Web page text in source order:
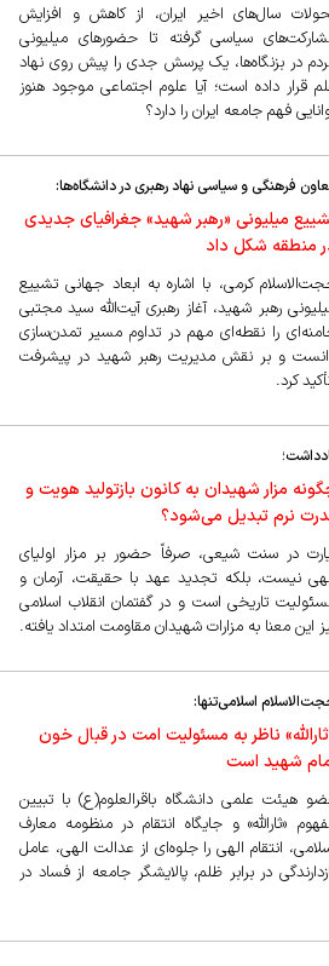
سال‌های اخیر ایران، از کاهش و افزایش
سیاسی گرفته تا حضورهای میلیونی
در بزنگاه‌ها، یک پرسش جدی را پیش روی نهاد
قرار داده است؛ آیا علوم اجتماعی موجود هنوز
فهم جامعه ایران را دارد؟
فرهنگی و سیاسی نهاد رهبری در دانشگاه‌ها:
میلیونی «رهبر شهید» جغرافیای جدیدی
منطقه شکل داد
کرمی، با اشاره به ابعاد جهانی تشییع
رهبر شهید، آغاز رهبری آیت‌الله سید مجتبی
را نقطه‌ای مهم در تداوم مسیر تمدن‌سازی
و بر نقش مدیریت رهبر شهید در پیشرفت
کرد.
مزار شهیدان به کانون بازتولید هویت و
نرم تبدیل می‌شود؟
در سنت شیعی، صرفاً حضور بر مزار اولیای
نیست، بلکه تجدید عهد با حقیقت، آرمان و
تاریخی است و در گفتمان انقلاب اسلامی
این معنا به مزارات شهیدان مقاومت امتداد یافته.
اسلامی‌تنها:
ناظر به مسئولیت امت در قبال خون
شهید است
هیئت علمی دانشگاه باقرالعلوم(ع) با تبیین
«ثارالله» و جایگاه انتقام در منظومه معارف
انتقام الهی را جلوه‌ای از عدالت الهی، عامل
در برابر ظلم، پالایشگر جامعه از فساد در